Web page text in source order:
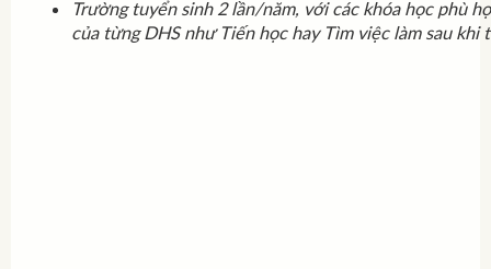
Trường tuyển sinh 2 lần/năm, với các khóa học phù
của từng DHS như Tiến học hay Tìm việc làm sau khi